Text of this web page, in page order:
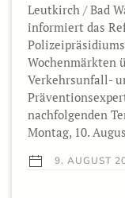
Leutkirch / Bad
informiert das
Wochenmärkten
Verkehrsunfall-
nachfolgenden
Montag, 10.
9. AUGUST